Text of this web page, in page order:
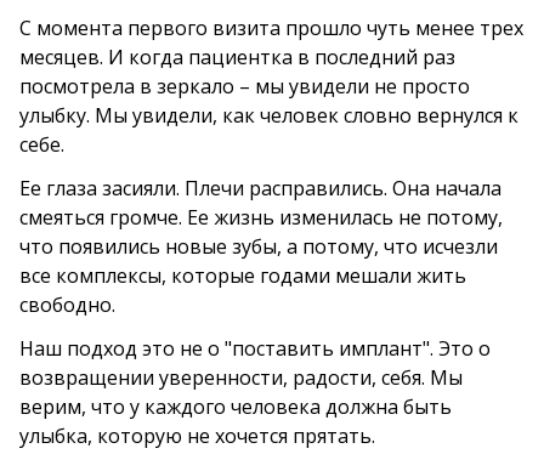
С момента первого визита прошло чуть менее трех
месяцев. И когда пациентка в последний раз
посмотрела в зеркало – мы увидели не просто
улыбку. Мы увидели, как человек словно вернулся к
себе.
Ее глаза засияли. Плечи расправились. Она начала
смеяться громче. Ее жизнь изменилась не потому,
что появились новые зубы, а потому, что исчезли
все комплексы, которые годами мешали жить
свободно.
Наш подход это не о "поставить имплант". Это о
возвращении уверенности, радости, себя. Мы
верим, что у каждого человека должна быть
улыбка, которую не хочется прятать.